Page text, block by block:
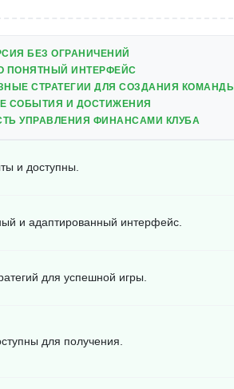
БЕЗ ОГРАНИЧЕНИЙ
ПОНЯТНЫЙ ИНТЕРФЕЙС
СТРАТЕГИИ ДЛЯ СОЗДАНИЯ КОМАНДЫ
СОБЫТИЯ И ДОСТИЖЕНИЯ
УПРАВЛЕНИЯ ФИНАНСАМИ КЛУБА
и доступны.
и адаптированный интерфейс.
для успешной игры.
для получения.